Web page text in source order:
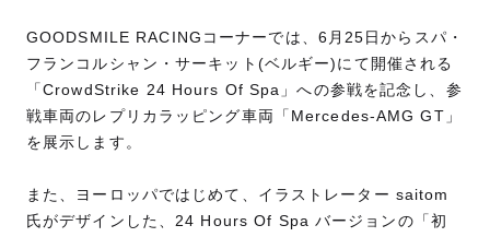
GOODSMILE RACINGコーナーでは、6月25日からスパ・
フランコルシャン・サーキット(ベルギー)にて開催される
「CrowdStrike 24 Hours Of Spa」への参戦を記念し、参
戦車両のレプリカラッピング車両「Mercedes-AMG GT」
を展示します。
また、ヨーロッパではじめて、イラストレーター saitom
氏がデザインした、24 Hours Of Spa バージョンの「初